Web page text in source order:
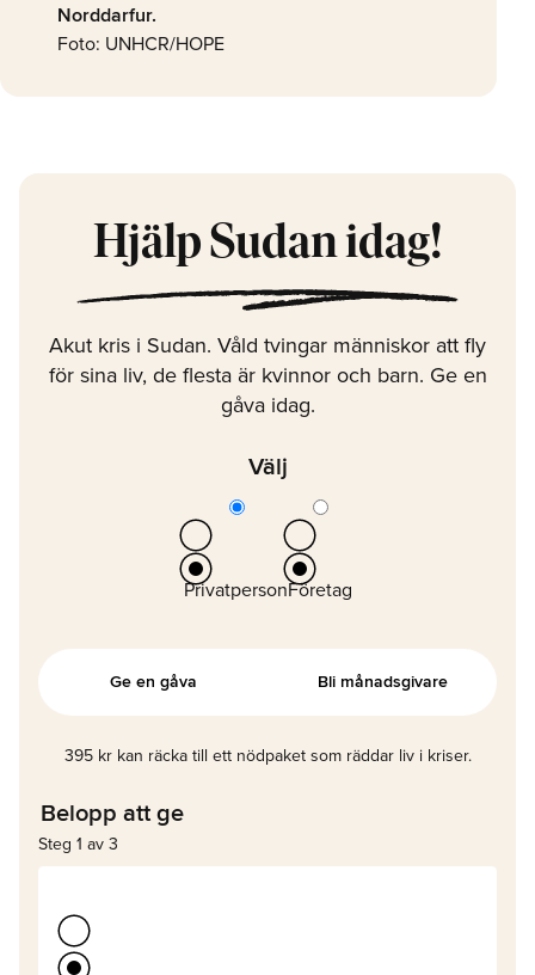
Norddarfur.
Foto: UNHCR/HOPE
Hjälp Sudan idag!
Akut kris i Sudan. Våld tvingar människor att fly
för sina liv, de flesta är kvinnor och barn. Ge en
gåva idag.
Välj
PrivatpersonFöretag
Ge en gåva Bli månadsgivare
395 kr kan räcka till ett nödpaket som räddar liv i kriser.
Belopp att ge
Steg 1 av 3